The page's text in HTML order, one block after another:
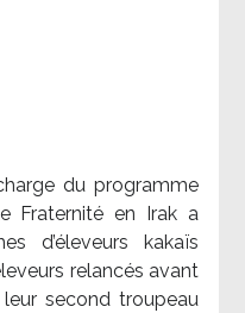
du programme
Fraternité en Irak a
d’éleveurs kakaïs
relancés avant
leur second troupeau